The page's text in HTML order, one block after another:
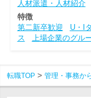
人材派遣・人材紹介
特徴
第二新卒歓迎
U・I
ス
上場企業のグル
転職TOP 管理・事務か